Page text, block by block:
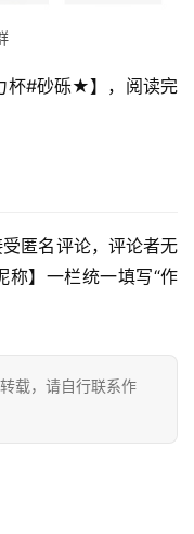
杯#砂砾★】，阅读完
匿名评论，评论者无
称】一栏统一填写“作
载，请自行联系作